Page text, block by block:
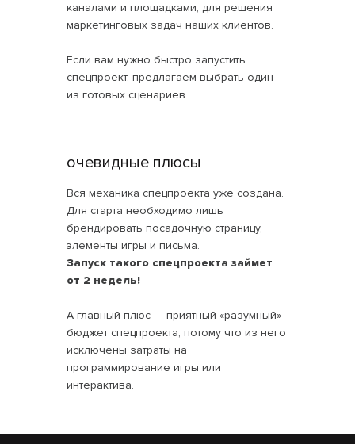
каналами и площадками, для решения
маркетинговых задач наших клиентов.
Если вам нужно быстро запустить
спецпроект, предлагаем выбрать один
из готовых сценариев.
очевидные плюсы
Вся механика спецпроекта уже создана.
Для старта необходимо лишь
брендировать посадочную страницу,
элементы игры и письма.
Запуск такого спецпроекта займет
от 2 недель!
А главный плюс — приятный «разумный»
бюджет спецпроекта, потому что из него
исключены затраты на
программирование игры или
интерактива.